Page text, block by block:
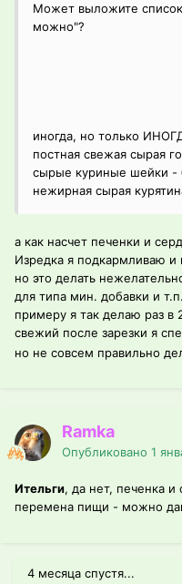
Может выложите
можно"?
иногда, но только
постная свежая сырая
сырые куриные шейки -
нежирная сырая
а как насчет печенки и
Изредка я подкармливаю и
но это делать
для типа мин. добавки и
примеру я так делаю раз в
свежий после зарезки я
но не совсем правильно
Ramka
Опубликовано 1
Ительги, да нет, печенка и
перемена пищи - можно
4 месяца спустя...